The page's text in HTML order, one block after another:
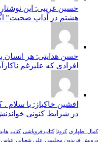
حسین غریبی: این
هشتم در آداب صحبت"
حسن هدایتی: هر انسان
افرادی که علیرغم
افشین خاکباز: با
در شرایط کنونی
کمال اطهاری کرونا کتاب فروپاشی کتاب
درویش فریدون مجلسی علی شعبانی عباس